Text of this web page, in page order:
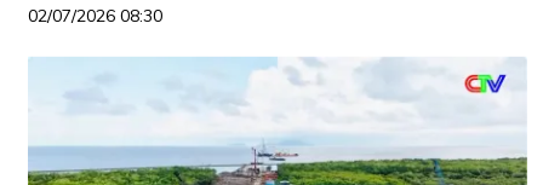
02/07/2026 08:30